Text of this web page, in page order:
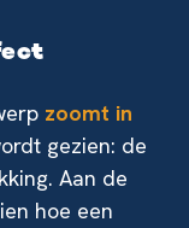
zoomt in
gezien: de
Aan de
hoe een